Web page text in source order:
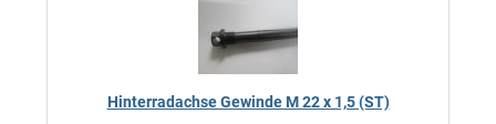
Hinterradachse Gewinde M 22 x 1,5 (ST)